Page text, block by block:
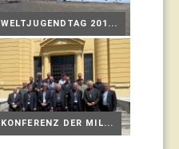
WELTJUGENDTAG 201...
KONFERENZ DER MIL...